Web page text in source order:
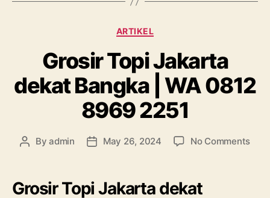
Categories
ARTIKEL
Grosir Topi Jakarta
dekat Bangka | WA 0812
8969 2251
PostByadmin
PostMay 26, 2024 No Commentson
Grosir Topi Jakarta dekat